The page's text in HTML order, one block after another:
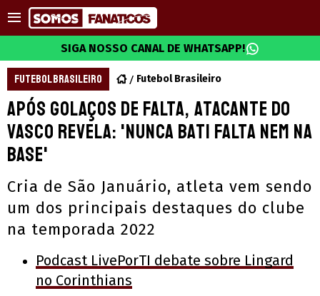
SIGA NOSSO CANAL DE WHATSAPP!
FUTEBOL BRASILEIRO Futebol Brasileiro
Após golaços de falta, atacante do
Vasco revela: 'Nunca bati falta nem na
base'
Cria de São Januário, atleta vem sendo
um dos principais destaques do clube
na temporada 2022
Podcast LivePorTI debate sobre Lingard
no Corinthians